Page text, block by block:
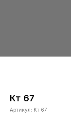
Кт 67
Артикул: Кт 67